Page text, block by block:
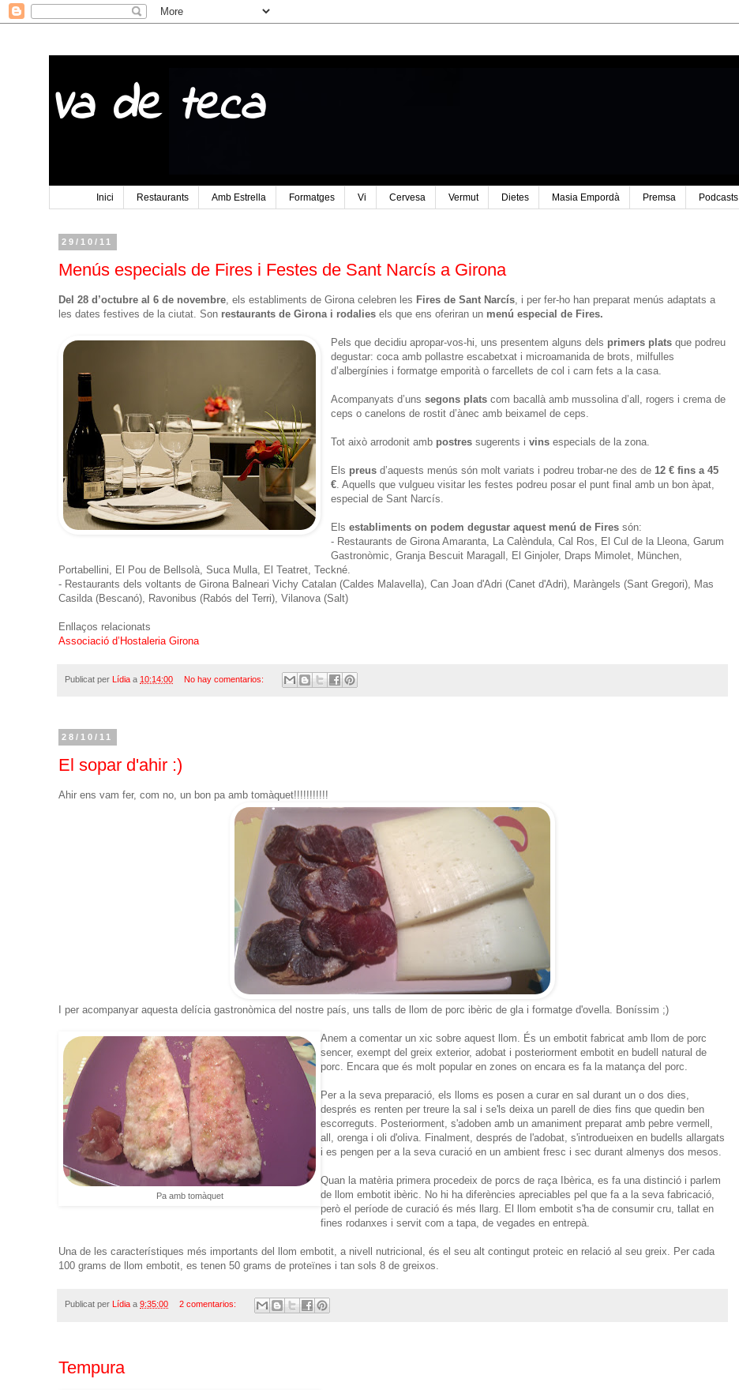
Va de teca
Inici Restaurants Amb Estrella Formatges Vi Cervesa Vermut Dietes Masia Empordà Premsa Podcasts
29/10/11
Menús especials de Fires i Festes de Sant Narcís a Girona
Del 28 d’octubre al 6 de novembre, els establiments de Girona celebren les Fires de Sant Narcís, i per fer-ho han preparat menús adaptats a
les dates festives de la ciutat. Son restaurants de Girona i rodalies els que ens oferiran un menú especial de Fires.
Pels que decidiu apropar-vos-hi, uns presentem alguns dels primers plats que podreu
degustar: coca amb pollastre escabetxat i microamanida de brots, milfulles
d’albergínies i formatge emporità o farcellets de col i carn fets a la casa.
Acompanyats d’unssegons plats com bacallà amb mussolina d’all, rogers i crema de
ceps o canelons de rostit d’ànec amb beixamel de ceps.
Tot això arrodonit amb postressugerents ivins especials de la zona.
Els preus d’aquests menús són molt variats i podreu trobar-ne des de12 € fins a 45
€. Aquells que vulgueu visitar les festes podreu posar el punt final amb un bon àpat,
especial de Sant Narcís.
Elsestabliments on podem degustar aquest menú de Firessón:
- Restaurants de Girona Amaranta, La Calèndula, Cal Ros, El Cul de la Lleona, Garum
Gastronòmic, Granja Bescuit Maragall, El Ginjoler, Draps Mimolet, München,
Portabellini, El Pou de Bellsolà, Suca Mulla, El Teatret, Teckné.
- Restaurants dels voltants de Girona Balneari Vichy Catalan (Caldes Malavella), Can Joan d'Adri (Canet d'Adri), Maràngels (Sant Gregori), Mas
Casilda (Bescanó), Ravonibus (Rabós del Terri), Vilanova (Salt)
Enllaços relacionats
Associació d’Hostaleria Girona
Publicat per Lídia a 10:14:00 No hay comentarios:
28/10/11
El sopar d'ahir :)
Ahir ens vam fer, com no, un bon pa amb tomàquet!!!!!!!!!!!
I per acompanyar aquesta delícia gastronòmica del nostre país, uns talls de llom de porc ibèric de gla i formatge d'ovella. Boníssim ;)
Pa amb tomàquet
Anem a comentar un xic sobre aquest llom. És un embotit fabricat amb llom de porc
sencer, exempt del greix exterior, adobat i posteriorment embotit en budell natural de
porc. Encara que és molt popular en zones on encara es fa la matança del porc.
Per a la seva preparació, els lloms es posen a curar en sal durant un o dos dies,
després es renten per treure la sal i se'ls deixa un parell de dies fins que quedin ben
escorreguts. Posteriorment, s'adoben amb un amaniment preparat amb pebre vermell ,
all , orenga i oli d'oliva. Finalment, després de l'adobat, s'introdueixen en budells allargats
i es pengen per a la seva curació en un ambient fresc i sec durant almenys dos mesos.
Quan la matèria primera procedeix de porcs de raça Ibèrica, es fa una distinció i parlem
de llom embotit ibèric. No hi ha diferències apreciables pel que fa a la seva fabricació,
però el període de curació és més llarg. El llom embotit s'ha de consumir cru, tallat en
fines rodanxes i servit com a tapa, de vegades en entrepà.
Una de les característiques més importants del llom embotit, a nivell nutricional , és el seu alt contingut proteic en relació al seu greix. Per cada
100 grams de llom embotit, es tenen 50 grams de proteïnes i tan sols 8 de greixos.
Publicat per Lídia a 9:35:00 2 comentarios:
Tempura